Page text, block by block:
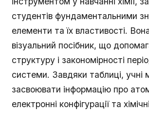
студентів фундаментальними
елементи та їх властивості.
візуальний посібник, що
структуру і закономірності
системи. Завдяки таблиці, учні
засвоювати інформацію про
електронні конфігурації та